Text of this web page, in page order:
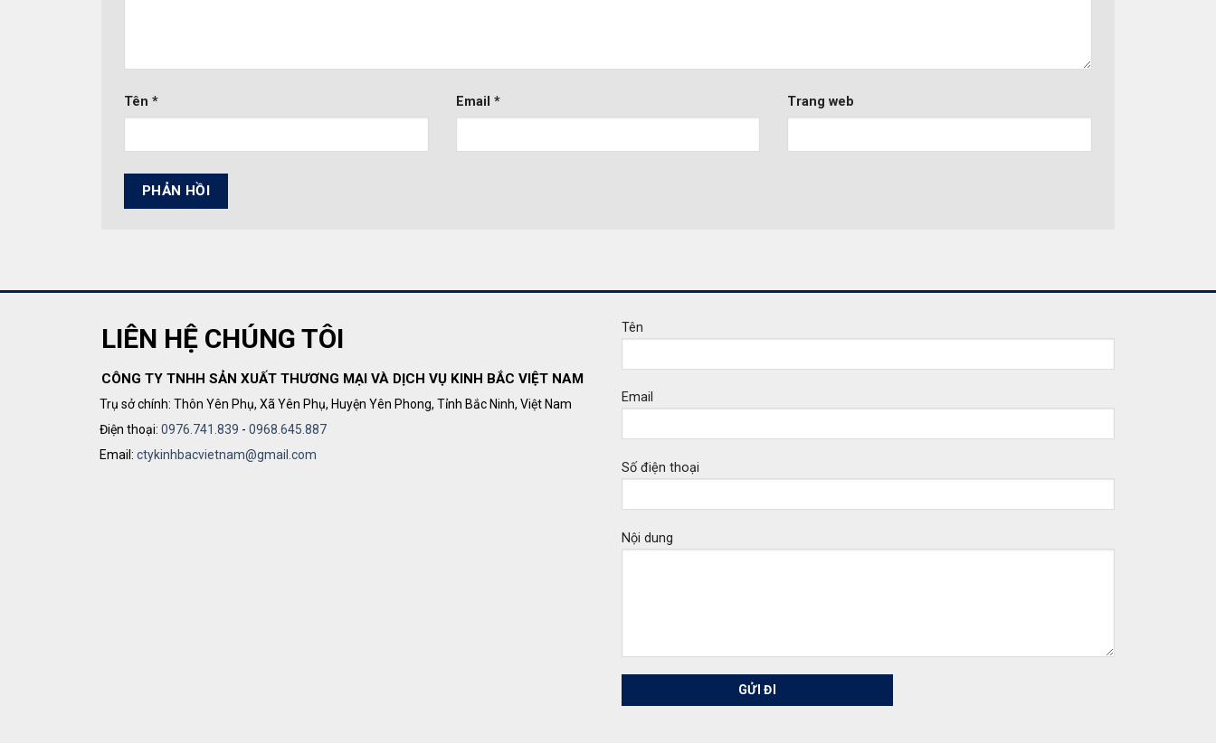
Tên * Email * Trang web
LIÊN HỆ CHÚNG TÔI
CÔNG TY TNHH SẢN XUẤT THƯƠNG MẠI VÀ DỊCH VỤ KINH BẮC VIỆT NAM
Trụ sở chính: Thôn Yên Phụ, Xã Yên Phụ, Huyện Yên Phong, Tỉnh Bắc Ninh, Việt Nam
Điện thoại:0976.741.839 -0968.645.887
Email:ctykinhbacvietnam@gmail.com
Tên
Email
Số điện thoại
Nội dung